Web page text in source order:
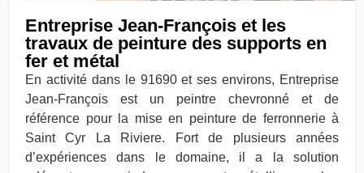
Entreprise Jean-François et les
travaux de peinture des supports en
fer et métal
En activité dans le 91690 et ses environs, Entreprise
Jean-François est un peintre chevronné et de
référence pour la mise en peinture de ferronnerie à
Saint Cyr La Riviere. Fort de plusieurs années
d’expériences dans le domaine, il a la solution